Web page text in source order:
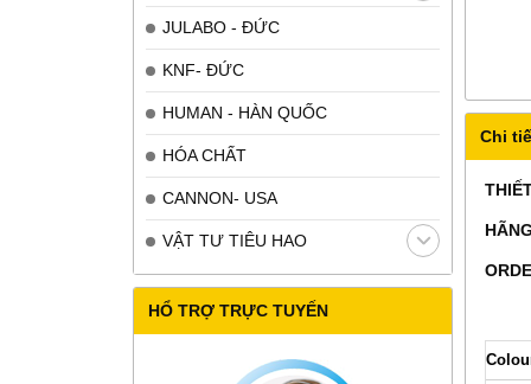
JULABO - ĐỨC
KNF- ĐỨC
HUMAN - HÀN QUỐC
HÓA CHẤT
CANNON- USA
VẬT TƯ TIÊU HAO
HỔ TRỢ TRỰC TUYẾN
Chi